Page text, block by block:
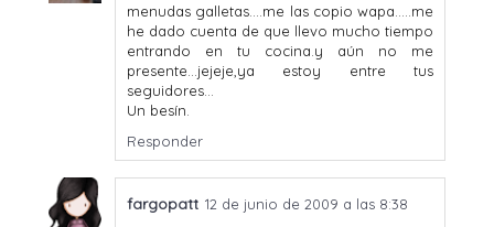
menudas galletas....me las copio wapa.....me
he dado cuenta de que llevo mucho tiempo
entrando en tu cocina.y aún no me
presente...jejeje,ya estoy entre tus
seguidores...
Un besín.
Responder
fargopatt 12 de junio de 2009 a las 8:38